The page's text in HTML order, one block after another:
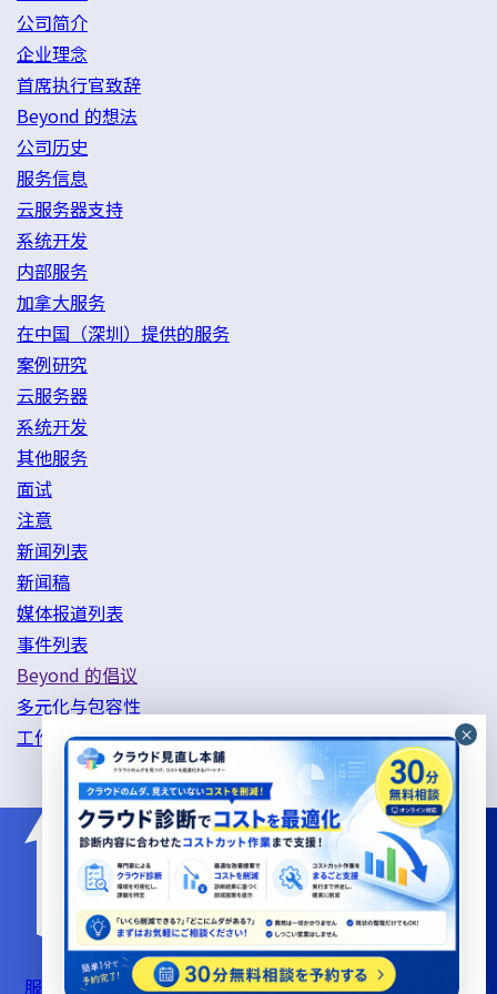
公司简介
企业理念
首席执行官致辞
Beyond 的想法
公司历史
服务信息
云服务器支持
系统开发
内部服务
加拿大服务
在中国（深圳）提供的服务
案例研究
云服务器
系统开发
其他服务
面试
注意
新闻列表
新闻稿
媒体报道列表
事件列表
Beyond 的倡议
多元化与包容性
工作方式改革举措
服务器支持服务使用条款信息安全基本政策隐私政策